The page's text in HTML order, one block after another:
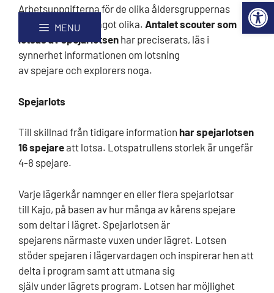
Hoppa
Webbplatskarta
MENU
Arbetsuppgifterna för de olika åldersgruppernas
lotsar på Kajo är något olika. Antalet scouter som
lotsas av spejarlotsen har preciserats, läs i
synnerhet informationen om lotsning
av spejare och explorers noga.
Spejarlots
Till skillnad från tidigare information har spejarlotsen
16 spejareatt lotsa. Lotspatrullens storlek är ungefär
4-8 spejare.
Varje lägerkår namnger en eller flera spejarlotsar
till Kajo, på basen av hur många av kårens spejare
som deltar i lägret. Spejarlotsen är
spejarens närmaste vuxen under lägret. Lotsen
stöder spejaren i lägervardagen och inspirerar hen att
delta i program samt att utmana sig
själv under lägrets program. Lotsen har möjlighet